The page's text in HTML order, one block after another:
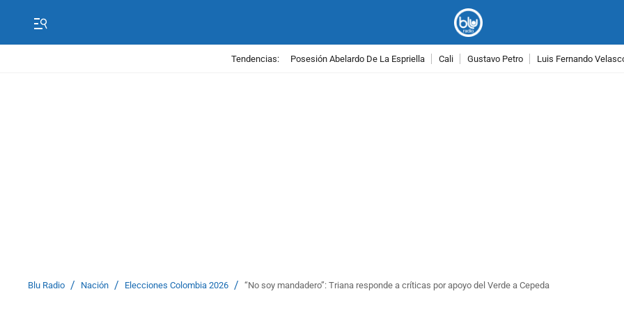
Tendencias: Posesión Abelardo De La Espriella Cali Gustavo Petro Luis Fernando
Blu Radio / Nación / Elecciones Colombia 2026 / “No soy mandadero”: Triana responde a críticas por apoyo del Verde a Cepeda